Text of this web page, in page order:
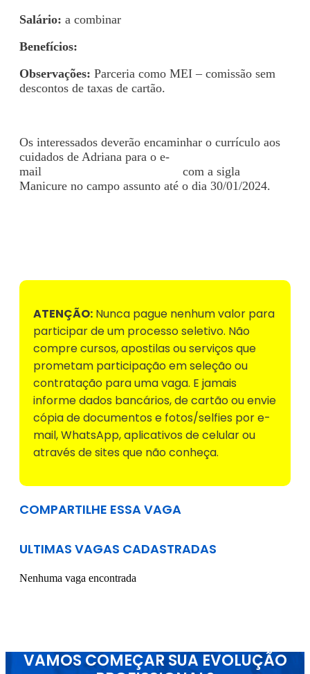
Salário: a combinar
Benefícios:
Observações: Parceria como MEI – comissão sem
descontos de taxas de cartão.
Os interessados deverão encaminhar o currículo aos
cuidados de Adriana para o e-
mail
com a sigla
Manicure no campo assunto até o dia 30/01/2024.
ATENÇÃO: Nunca pague nenhum valor para
participar de um processo seletivo. Não
compre cursos, apostilas ou serviços que
prometam participação em seleção ou
contratação para uma vaga. E jamais
informe dados bancários, de cartão ou envie
cópia de documentos e fotos/selfies por e-
mail, WhatsApp, aplicativos de celular ou
através de sites que não conheça.
COMPARTILHE ESSA VAGA
ULTIMAS VAGAS CADASTRADAS
Nenhuma vaga encontrada
VAMOS COMEÇAR SUA EVOLUÇÃO